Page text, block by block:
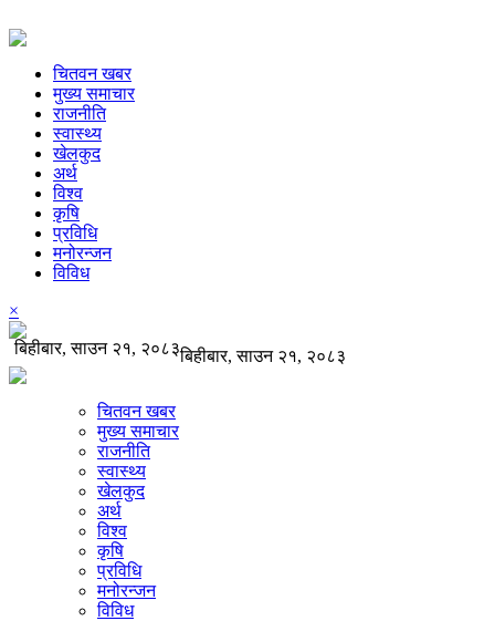
चितवन खबर
मुख्य समाचार
राजनीति
स्वास्थ्य
खेलकुद
अर्थ
विश्व
कृषि
प्रविधि
मनोरन्जन
विविध
×
बिहीबार, साउन २१, २०८३बिहीबार, साउन २१, २०८३
चितवन खबर
मुख्य समाचार
राजनीति
स्वास्थ्य
खेलकुद
अर्थ
विश्व
कृषि
प्रविधि
मनोरन्जन
विविध